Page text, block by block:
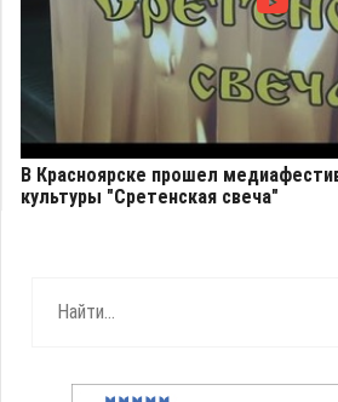
В Красноярске прошел
культуры "Сретенская свеча"